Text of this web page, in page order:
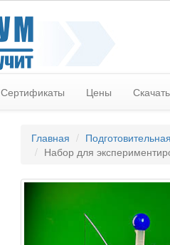
Сертификаты Цены Скачать
Главная
Набор для